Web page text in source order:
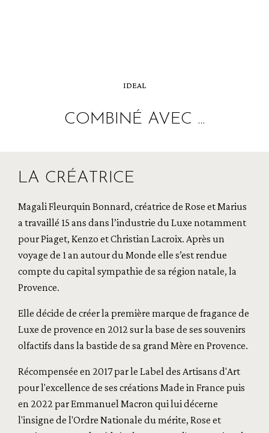
IDEAL
COMBINÉ AVEC ...
LA CRÉATRICE
Magali Fleurquin Bonnard, créatrice de Rose et Marius
a travaillé 15 ans dans l’industrie du Luxe notamment
pour Piaget, Kenzo et Christian Lacroix. Après un
voyage de 1 an autour du Monde elle s’est rendue
compte du capital sympathie de sa région natale, la
Provence.
Elle décide de créer la première marque de fragance de
Luxe de provence en 2012 sur la base de ses souvenirs
olfactifs dans la bastide de sa grand Mère en Provence.
Récompensée en 2017 par le Label des Artisans d'Art
pour l'excellence de ses créations Made in France puis
en 2022 par Emmanuel Macron qui lui décerne
l'insigne de l'Ordre Nationale du mérite, Rose et